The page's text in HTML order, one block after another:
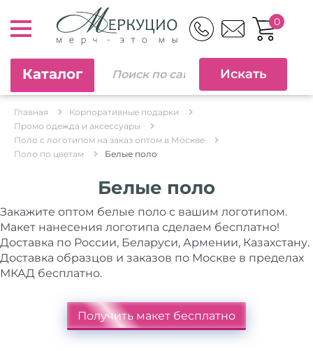
0
Каталог
Главная
Корпоративные подарки
Промо одежда и аксессуары
Поло с логотипом на заказ оптом в Москве
Поло по цветам
Белые поло
Белые поло
Закажите оптом белые поло с вашим логотипом.
Макет нанесения логотипа сделаем бесплатно!
Доставка по России, Беларуси, Армении, Казахстану.
Доставка образцов и заказов по Москве в пределах
МКАД бесплатно.
Получить макет бесплатно